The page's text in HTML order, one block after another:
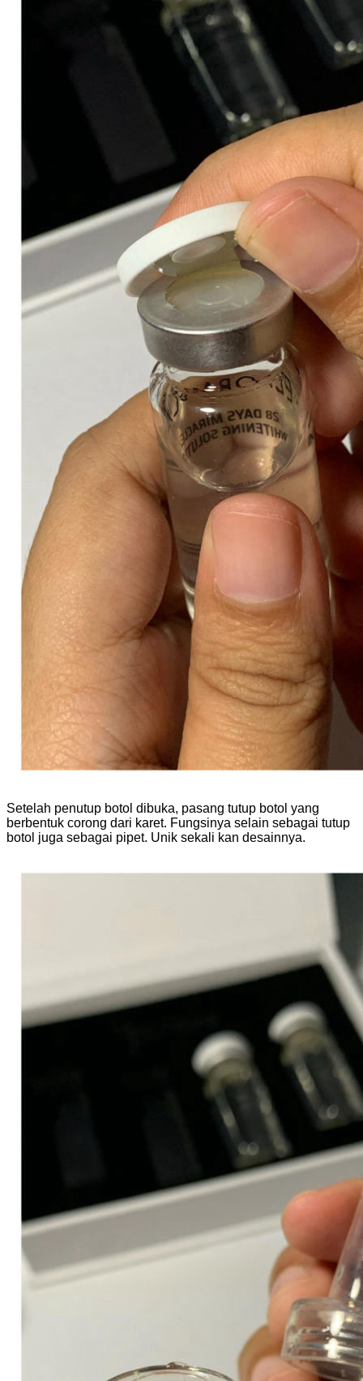
Setelah penutup botol dibuka, pasang tutup botol yang
berbentuk corong dari karet. Fungsinya selain sebagai tutup
botol juga sebagai pipet. Unik sekali kan desainnya.